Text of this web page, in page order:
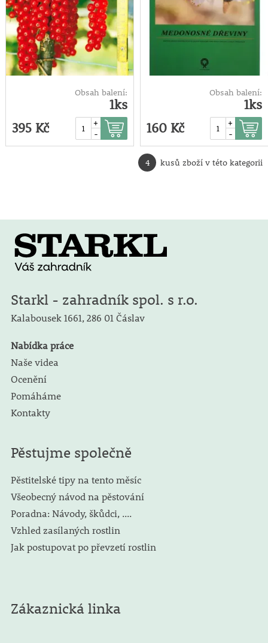
Obsah balení:
1ks
395 Kč
+
-
Obsah balení:
1ks
160 Kč
+
-
4 kusů zboží v této kategorii
Starkl - zahradník spol. s r.o.
Kalabousek 1661, 286 01 Čáslav
Nabídka práce
Naše videa
Ocenění
Pomáháme
Kontakty
Pěstujme společně
Pěstitelské tipy na tento měsíc
Všeobecný návod na pěstování
Poradna: Návody, škůdci, ....
Vzhled zasílaných rostlin
Jak postupovat po převzetí rostlin
Zákaznická linka